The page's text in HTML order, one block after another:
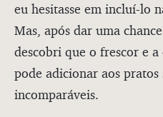
eu hesitasse em incluí-lo
Mas, após dar uma
descobri que o frescor e
pode adicionar aos pratos
incomparáveis.